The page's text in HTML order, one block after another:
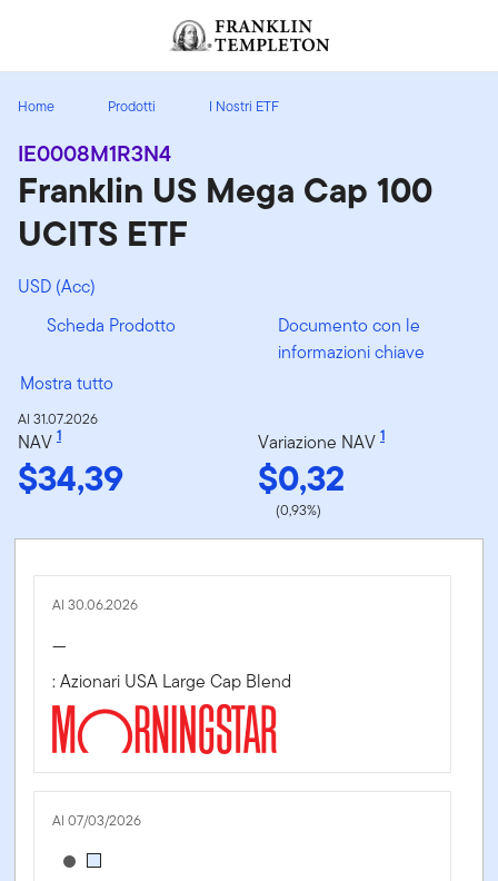
Header menu toggle
Home Prodotti I Nostri ETF
IE0008M1R3N4
Franklin US Mega Cap 100
UCITS ETF
USD (Acc)
Scheda Prodotto
Documento con le
informazioni chiave
Mostra tutto
Al 31.07.2026
NAV 1
$34,39
Variazione NAV 1
$0,32
(0,93%)
Al 30.06.2026
—
: Azionari USA Large Cap Blend
Al 07/03/2026
[products.morningstar-stylebox-title-sr-equity]